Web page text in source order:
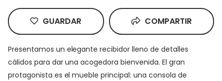
GUARDAR COMPARTIR
Presentamos un elegante recibidor lleno de detalles
cálidos para dar una acogedora bienvenida. El gran
protagonista es el mueble principal: una consola de